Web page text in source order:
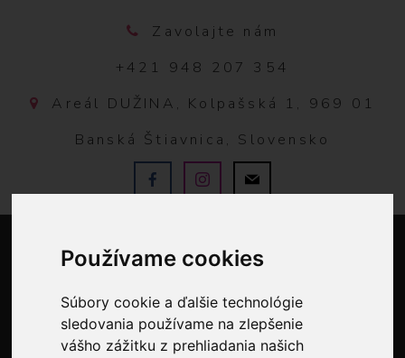
Používame cookies
Súbory cookie a ďalšie technológie
sledovania používame na zlepšenie
vášho zážitku z prehliadania našich
Zavolajte nám
+421 948 207 354
Areál DUŽINA, Kolpašská 1, 969 01
Banská Štiavnica, Slovensko
0